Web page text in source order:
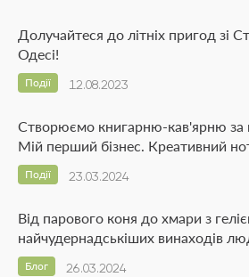
Долучайтеся до літніх пригод зі
Одесі!
12.08.2023
Події
Створюємо книгарню-кав'ярню за
Мій перший бізнес. Креативний
23.03.2024
Події
Від парового коня до хмари з
найчудернадськіших винаходів
26.03.2024
Блог